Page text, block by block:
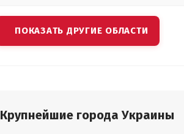
ПОКАЗАТЬ ДРУГИЕ ОБЛАСТИ
Крупнейшие города Украины